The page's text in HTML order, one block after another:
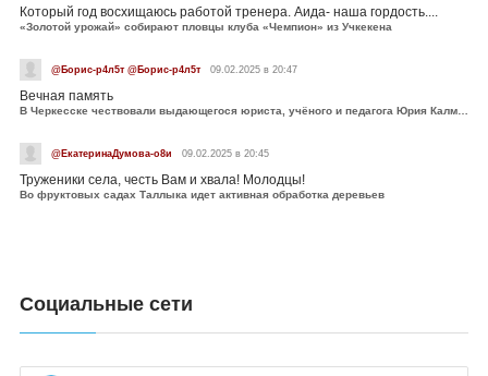
Который год восхищаюсь работой тренера. Аида- наша гордость....
«Золотой урожай» собирают пловцы клуба «Чемпион» из Учкекена
@Борис-р4л5т @Борис-р4л5т 09.02.2025 в 20:47
Вечная память
В Черкесске чествовали выдающегося юриста, учёного и педагога Юрия Калмыкова
@ЕкатеринаДумова-о8и 09.02.2025 в 20:45
Труженики села, честь Вам и хвала! Молодцы!
Во фруктовых садах Таллыка идет активная обработка деревьев
Социальные сети